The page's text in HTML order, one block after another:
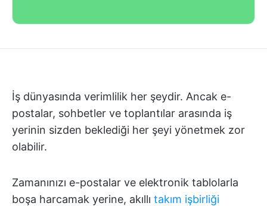
İş dünyasında verimlilik her şeydir. Ancak e-
postalar, sohbetler ve toplantılar arasında iş
yerinin sizden beklediği her şeyi yönetmek zor
olabilir.
Zamanınızı e-postalar ve elektronik tablolarla
boşa harcamak yerine, akıllı takım işbirliği